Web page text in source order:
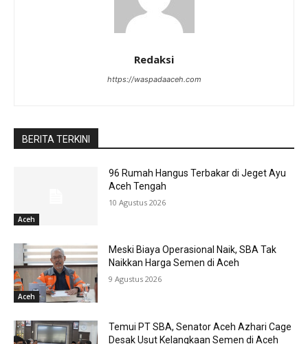
Redaksi
https://waspadaaceh.com
BERITA TERKINI
Aceh
96 Rumah Hangus Terbakar di Jeget Ayu
Aceh Tengah
10 Agustus 2026
Aceh
Meski Biaya Operasional Naik, SBA Tak
Naikkan Harga Semen di Aceh
9 Agustus 2026
Temui PT SBA, Senator Aceh Azhari Cage
Desak Usut Kelangkaan Semen di Aceh